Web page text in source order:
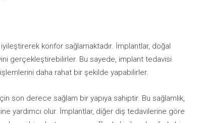
konfor sağlamaktadır. İmplantlar, doğal
gerçekleştirebilirler. Bu sayede, implant tedavisi
daha rahat bir şekilde yapabilirler.
son derece sağlam bir yapıya sahiptir. Bu sağlamlık,
yardımcı olur. İmplantlar, diğer diş tedavilerine göre